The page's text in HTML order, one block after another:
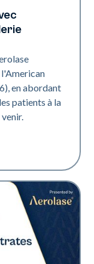
en abordant
patients à la